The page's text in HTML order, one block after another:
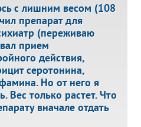
с лишним весом (108
препарат для
(переживаю
прием
действия,
серотонина,
Но от него я
Вес только растет. Что
вначале отдать